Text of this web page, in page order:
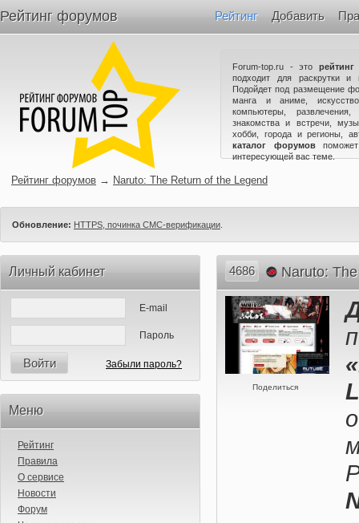
Рейтинг форумов Рейтинг Добавить
Forum-top.ru - это
подходит для раскрутки и
Подойдет под размещение
манга и аниме,
компьютеры,
знакомства и встречи,
хобби, города и регионы,
каталог форумов
интересующей вас теме.
Рейтинг форумов → Naruto: The Return of the Legend
Обновление: HTTPS, починка СМС-верификации
Личный кабинет
E-mail
Пароль
Войти Забыли пароль?
Меню
Рейтинг
Правила
О сервисе
Новости
Форум
4686 Naruto:
Поделиться